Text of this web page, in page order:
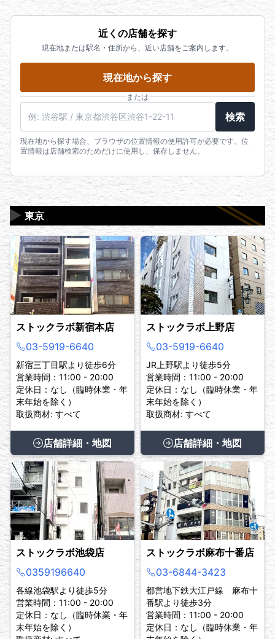
近くの店舗を探す
現在地または駅名・住所から、近い店舗をご案内します。
現在地から探す
または
検索
現在地から探す場合、ブラウザの位置情報の使用許可が必要です。位
置情報は店舗検索のためだけに使用し、保存しません。
東京
▶
ストックラボ新宿本店
03-5919-6640
新宿三丁目駅より徒歩6分
営業時間：11:00 - 20:00
定休日：なし（臨時休業・年
末年始を除く）
取扱商材: すべて
店舗詳細・地図
ストックラボ上野店
03-5919-6640
JR上野駅より徒歩5分
営業時間：11:00 - 20:00
定休日：なし（臨時休業・年
末年始を除く）
取扱商材: すべて
店舗詳細・地図
ストックラボ池袋店
0359196640
各線池袋駅より徒歩5分
営業時間：11:00 - 20:00
定休日：なし（臨時休業・年
末年始を除く）
ストックラボ麻布十番店
03-6844-3423
都営地下鉄大江戸線 麻布十
番駅より徒歩3分
営業時間：11:00 - 20:00
定休日：なし（臨時休業・年